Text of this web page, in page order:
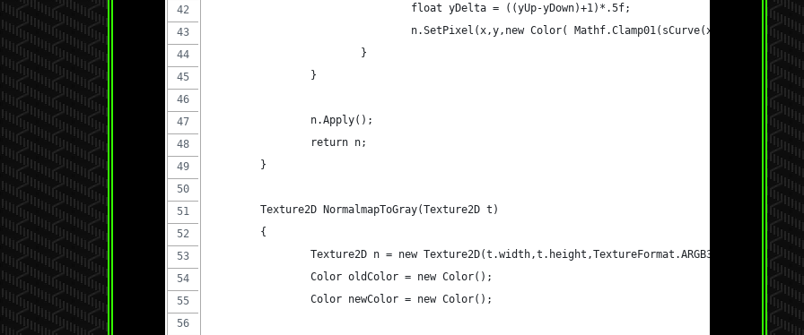
				float yDelta = ((yUp-yDown)+1)*.5f;
n.SetPixel(x,y,new Color( Mathf.Clamp01(sCurve(xDelta,
			}
		}
		n.Apply();
		return n;
	}
	Texture2D NormalmapToGray(Texture2D t)
	{
		Texture2D n = new Texture2D(t.width,t.height,TextureFormat.ARGB32,true);
		Color oldColor = new Color();
		Color newColor = new Color();